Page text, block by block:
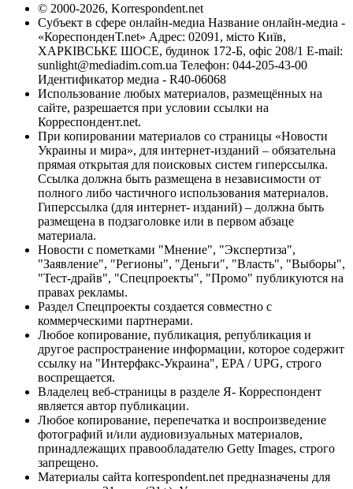
© 2000-2026, Korrespondent.net
Субъект в сфере онлайн-медиа Название онлайн-медиа -
«КореспонденТ.net» Адрес: 02091, місто Київ,
ХАРКІВСЬКЕ ШОСЕ, будинок 172-Б, офіс 208/1 E-mail:
sunlight@mediadim.com.ua Телефон: 044-205-43-00
Идентификатор медиа - R40-06068
Использование любых материалов, размещённых на
сайте, разрешается при условии ссылки на
Корреспондент.net.
При копировании материалов со страницы «Новости
Украины и мира», для интернет-изданий – обязательна
прямая открытая для поисковых систем гиперссылка.
Ссылка должна быть размещена в независимости от
полного либо частичного использования материалов.
Гиперссылка (для интернет- изданий) – должна быть
размещена в подзаголовке или в первом абзаце
материала.
Новости с пометками "Мнение", "Экспертиза",
"Заявление", "Регионы", "Деньги", "Власть", "Выборы",
"Тест-драйв", "Спецпроекты", "Промо" публикуются на
правах рекламы.
Раздел Спецпроекты создается совместно с
коммерческими партнерами.
Любое копирование, публикация, републикация и
другое распространение информации, которое содержит
ссылку на "Интерфакс-Украина", EPA / UPG, строго
воспрещается.
Владелец веб-страницы в разделе Я- Корреспондент
является автор публикации.
Любое копирование, перепечатка и воспроизведение
фотографий и/или аудиовизуальных материалов,
принадлежащих правообладателю Getty Images, строго
запрещено.
Материалы сайта korrespondent.net предназначены для